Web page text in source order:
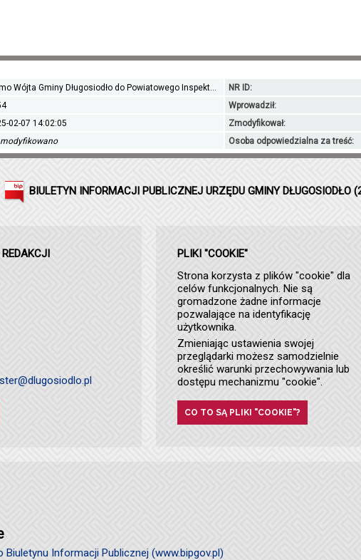
Wójta Gminy Długosiodło do Powiatowego Inspekt... NR ID:
Wprowadził:
02-07 14:02:05 Zmodyfikował:
Osoba odpowiedzialna za treść:
BIULETYN INFORMACJI PUBLICZNEJ URZĘDU GMINY DŁUGOSIODŁO
PLIKI "COOKIE"
Strona korzysta z plików "cookie" dla
celów funkcjonalnych. Nie są
gromadzone żadne informacje
pozwalające na identyfikację
użytkownika.
Zmieniając ustawienia swojej
przeglądarki możesz samodzielnie
określić warunki przechowywania lub
dostępu mechanizmu "cookie".
CO TO SĄ PLIKI "COOKIE"?
Biuletynu Informacji Publicznej (www.bipgov.pl)